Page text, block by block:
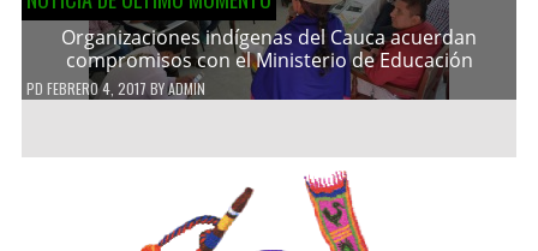
Organizaciones indígenas del Cauca acuerdan
compromisos con el Ministerio de Educación
PD FEBRERO 4, 2017 BYADMIN